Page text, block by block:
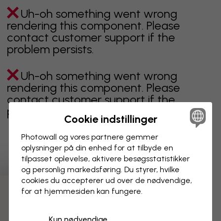
Uh-oh something went wrong
rendering this component. Please
contact customer support if the
problem persists.
Uh-oh something went wrong
rendering this component. Please
contact customer support if the
problem persists.
Viser side 1 af 3 sider
Opdag flere kategorier
Cookie indstillinger
Photowall og vores partnere gemmer
oplysninger på din enhed for at tilbyde en
tilpasset oplevelse, aktivere besøgs­statistikker
og personlig markedsføring. Du styrer, hvilke
cookies du accepterer ud over de nødvendige,
for at hjemmesiden kan fungere.